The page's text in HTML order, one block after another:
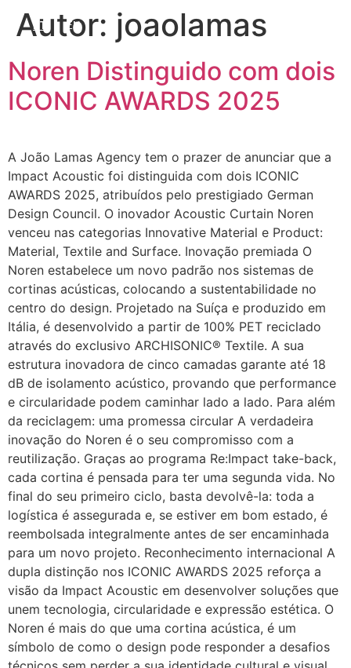
PT EN
Autor: joaolamas
Noren Distinguido com dois
ICONIC AWARDS 2025
A João Lamas Agency tem o prazer de anunciar que a
Impact Acoustic foi distinguida com dois ICONIC
AWARDS 2025, atribuídos pelo prestigiado German
Design Council. O inovador Acoustic Curtain Noren
venceu nas categorias Innovative Material e Product:
Material, Textile and Surface. Inovação premiada O
Noren estabelece um novo padrão nos sistemas de
cortinas acústicas, colocando a sustentabilidade no
centro do design. Projetado na Suíça e produzido em
Itália, é desenvolvido a partir de 100% PET reciclado
através do exclusivo ARCHISONIC® Textile. A sua
estrutura inovadora de cinco camadas garante até 18
dB de isolamento acústico, provando que performance
e circularidade podem caminhar lado a lado. Para além
da reciclagem: uma promessa circular A verdadeira
inovação do Noren é o seu compromisso com a
reutilização. Graças ao programa Re:Impact take-back,
cada cortina é pensada para ter uma segunda vida. No
final do seu primeiro ciclo, basta devolvê-la: toda a
logística é assegurada e, se estiver em bom estado, é
reembolsada integralmente antes de ser encaminhada
para um novo projeto. Reconhecimento internacional A
dupla distinção nos ICONIC AWARDS 2025 reforça a
visão da Impact Acoustic em desenvolver soluções que
unem tecnologia, circularidade e expressão estética. O
Noren é mais do que uma cortina acústica, é um
símbolo de como o design pode responder a desafios